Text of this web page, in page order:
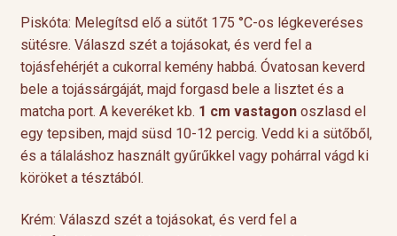
Piskóta: Melegítsd elő a sütőt 175 °C-os légkeveréses
sütésre. Válaszd szét a tojásokat, és verd fel a
tojásfehérjét a cukorral kemény habbá. Óvatosan keverd
bele a tojássárgáját, majd forgasd bele a lisztet és a
matcha port. A keveréket kb. 1 cm vastagonoszlasd el
egy tepsiben, majd süsd 10-12 percig. Vedd ki a sütőből,
és a tálaláshoz használt gyűrűkkel vagy pohárral vágd ki
köröket a tésztából.
Krém: Válaszd szét a tojásokat, és verd fel a